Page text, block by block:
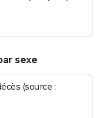
sexe
(source :